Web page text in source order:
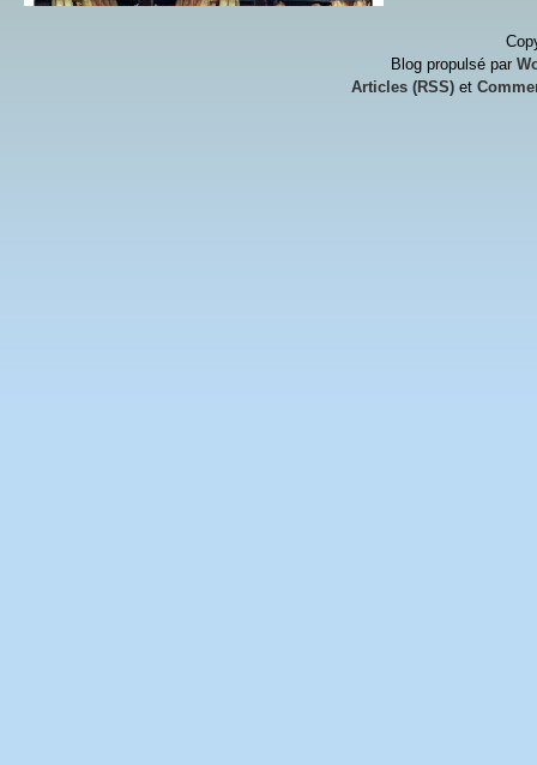
Blog propulsé par
Articles (RSS) et